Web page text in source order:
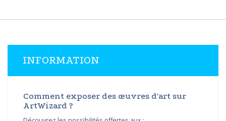
INFORMATION
Comment exposer des œuvres d'art sur
ArtWizard ?